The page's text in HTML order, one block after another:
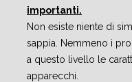
importanti.
Non esiste niente di
sappia. Nemmeno i
a questo livello le
apparecchi.